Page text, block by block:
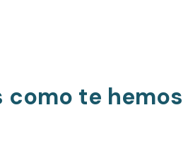
como te hemos